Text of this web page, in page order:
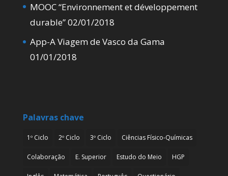
MOOC “Environnement et développement
durable”02/01/2018
App-A Viagem de Vasco da Gama
01/01/2018
Palavras chave
1º Ciclo 2º Ciclo 3º Ciclo Ciências Físico-Químicas
Colaboração E. Superior Estudo do Meio HGP